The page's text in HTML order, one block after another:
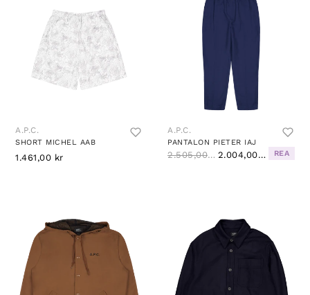
A.P.C.
SHORT MICHEL AAB
1.461,00 kr
A.P.C.
PANTALON PIETER IAJ
2.505,00 kr 2.004,00 kr REA